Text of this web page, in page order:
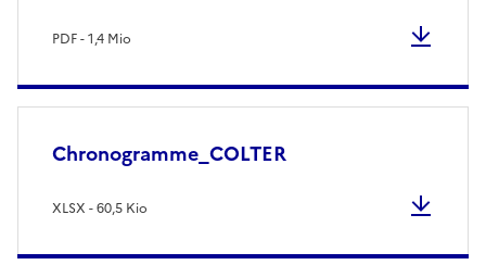
PDF - 1,4 Mio
Chronogramme_COLTER
XLSX - 60,5 Kio